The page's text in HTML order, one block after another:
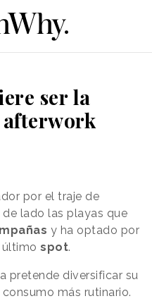
ser la
afterwork
por el traje de
lado las playas que
y ha optado por
último spot.
pretende diversificar su
consumo más rutinario.